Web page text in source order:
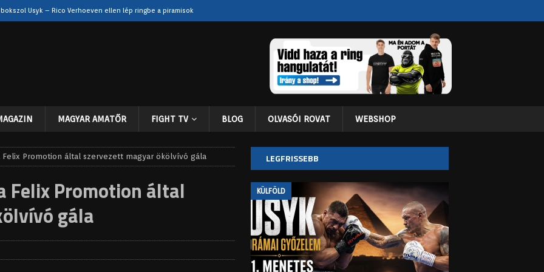
Usyk – Rico Verhoeven ellen lép ringbe a piramisok
Súlyos sérülései után még a visszatérés sem biztos
lebeg: Bivol lehet a következő ellenfél, Usyk pedig a
MAGYAR AMATŐR FIGHT TV BLOG OLVASÓI ROVAT WEBSHOP
Promotion által szervezett magyar ökölvívó gála
Felix Promotion által
gála
LEGFRISSEBB
KÜLFÖLD